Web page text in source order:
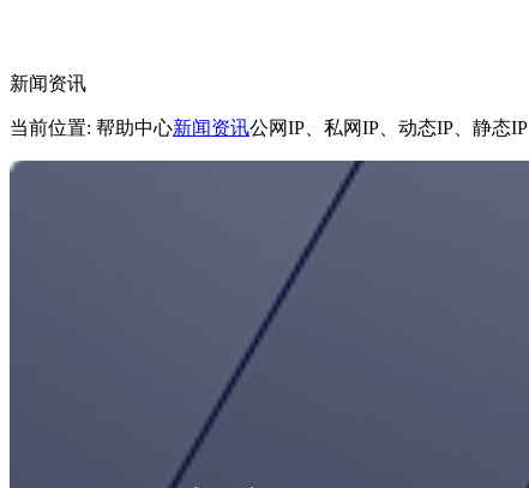
新闻资讯
当前位置: 帮助中心新闻资讯公网IP、私网IP、动态IP、静态IP